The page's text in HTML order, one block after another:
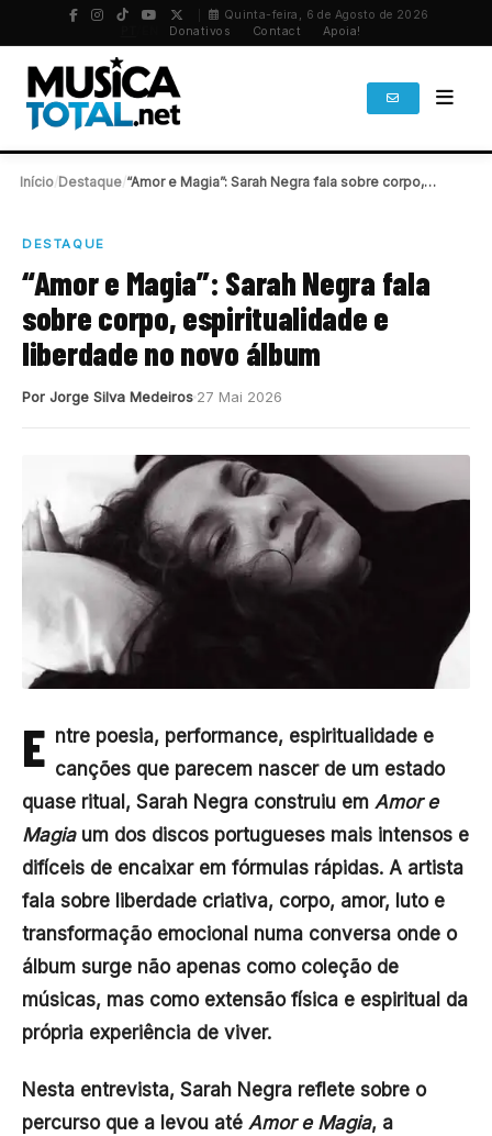
Quinta-feira, 6 de Agosto de 2026
Donativos Contact Apoia!
Início Destaque “Amor e Magia”: Sarah Negra fala sobre corpo,…
DESTAQUE
“Amor e Magia”: Sarah Negra fala
sobre corpo, espiritualidade e
liberdade no novo álbum
Por Jorge Silva Medeiros 27 Mai 2026
E ntre poesia, performance, espiritualidade e
canções que parecem nascer de um estado
quase ritual, Sarah Negra construiu em Amor e
Magiaum dos discos portugueses mais intensos e
difíceis de encaixar em fórmulas rápidas. A artista
fala sobre liberdade criativa, corpo, amor, luto e
transformação emocional numa conversa onde o
álbum surge não apenas como coleção de
músicas, mas como extensão física e espiritual da
própria experiência de viver.
Nesta entrevista, Sarah Negra reflete sobre o
percurso que a levou até Amor e Magia, a